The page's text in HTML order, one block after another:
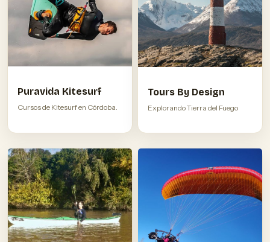
Puravida Kitesurf
Cursos de Kitesurf en Córdoba.
Tours By Design
Explorando Tierra del Fuego